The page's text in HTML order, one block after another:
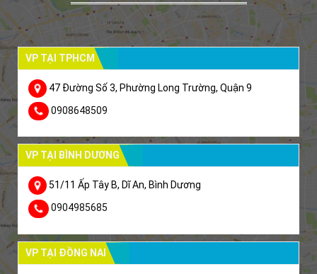
VP TẠI TPHCM
47 Đường Số 3, Phường Long Trường, Quận 9
0908648509
VP TẠI BÌNH DƯƠNG
51/11 Ấp Tây B, Dĩ An, Bình Dương
0904985685
VP TẠI ĐỒNG NAI